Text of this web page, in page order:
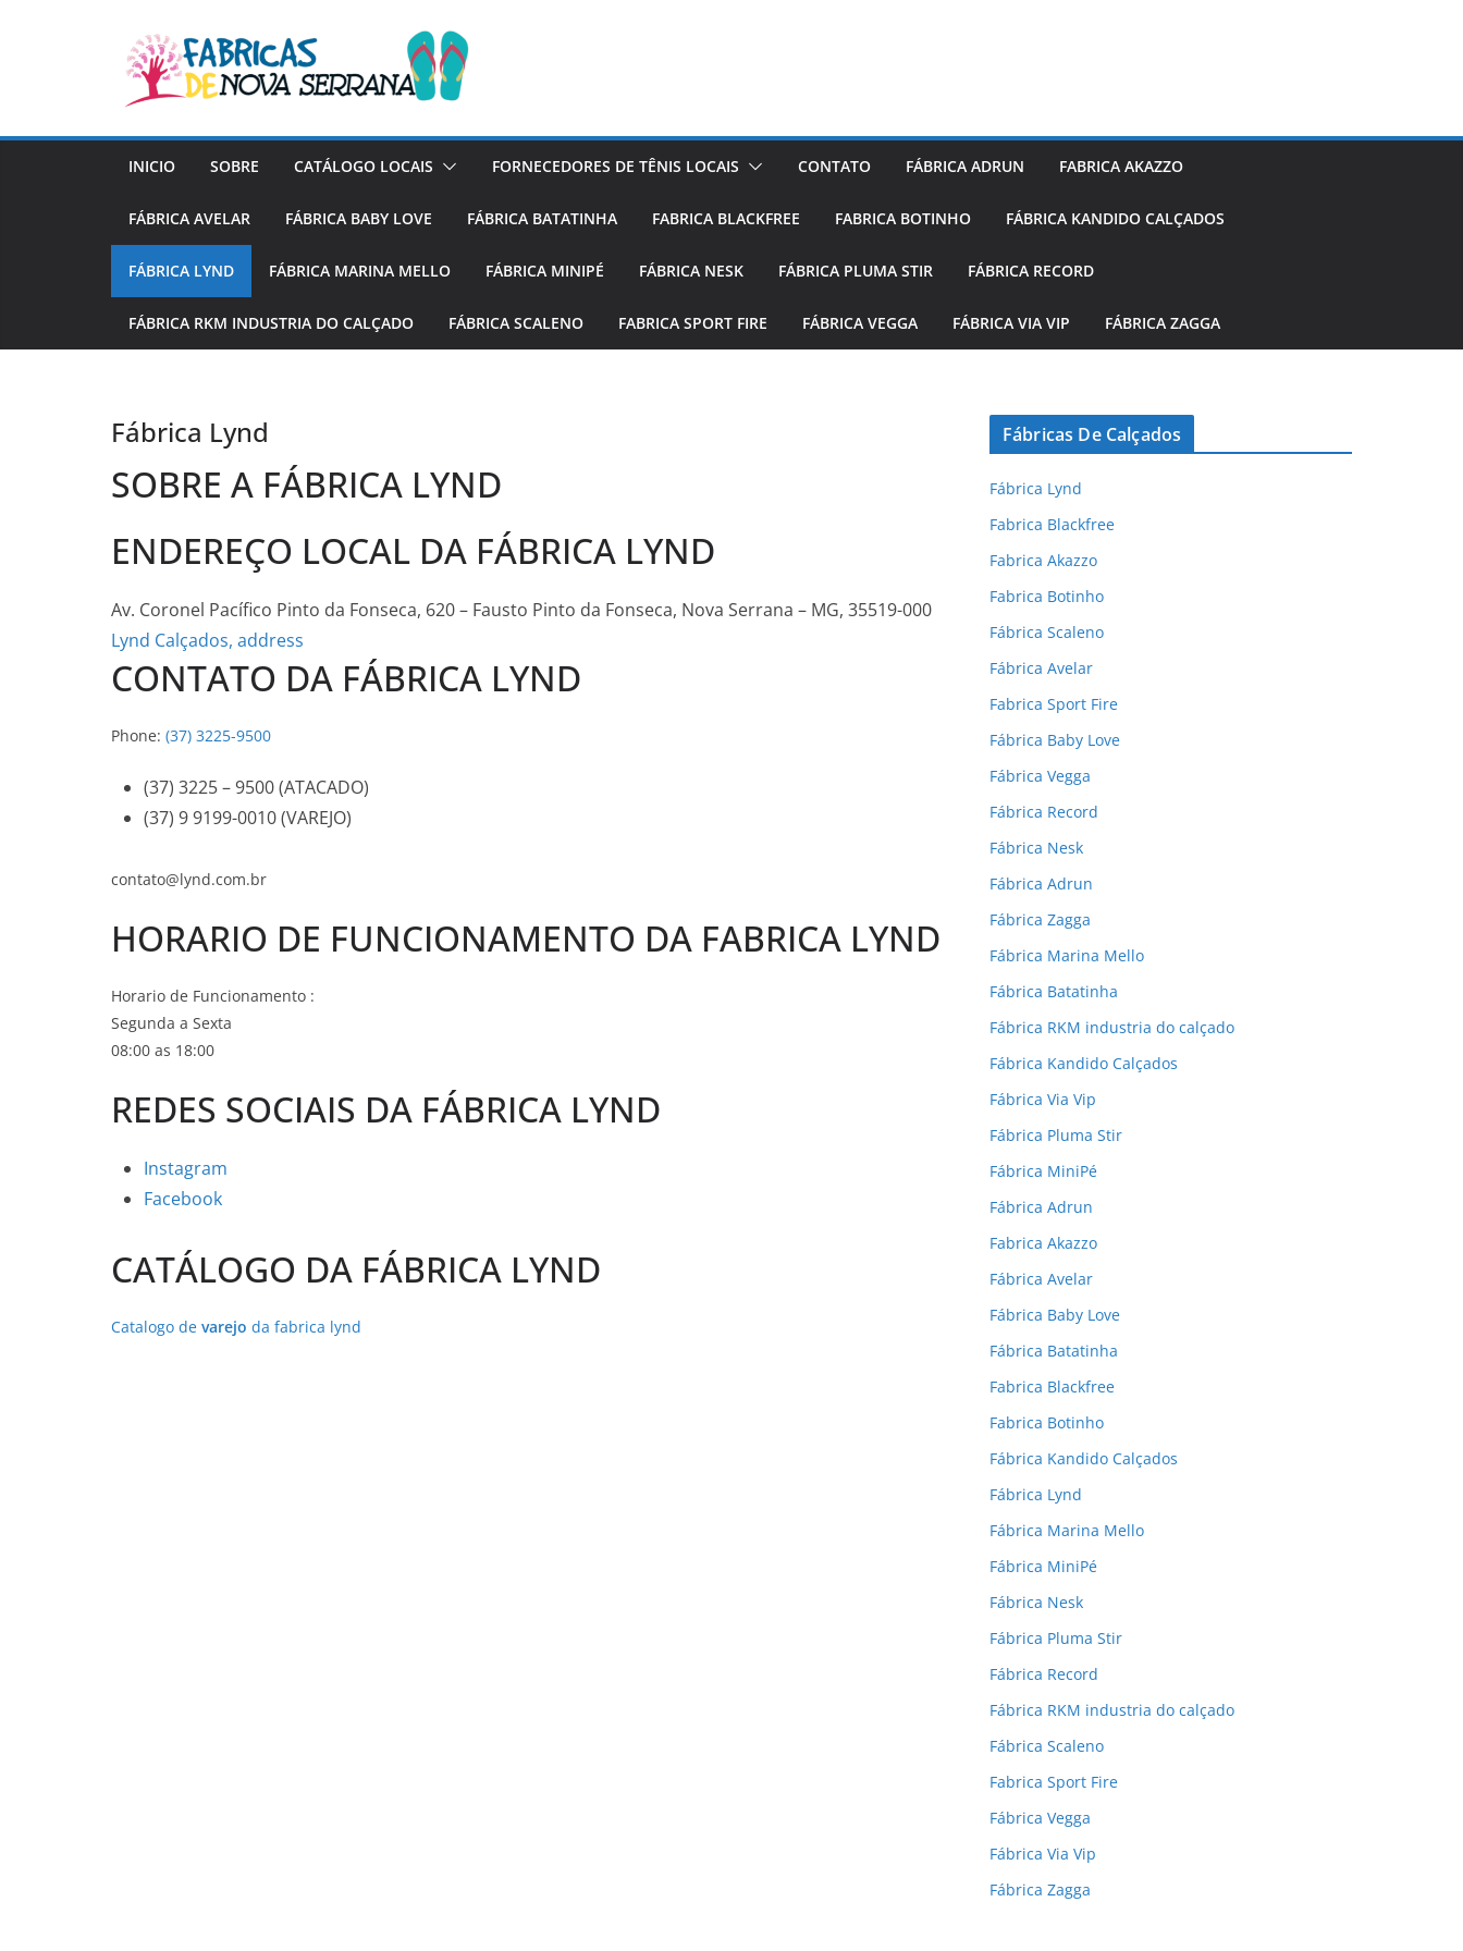
INICIO SOBRE CATÁLOGO LOCAIS FORNECEDORES DE TÊNIS LOCAIS CONTATO FÁBRICA ADRUN FABRICA AKAZZO
FÁBRICA AVELAR FÁBRICA BABY LOVE FÁBRICA BATATINHA FABRICA BLACKFREE FABRICA BOTINHO FÁBRICA KANDIDO CALÇADOS
FÁBRICA LYND FÁBRICA MARINA MELLO FÁBRICA MINIPÉ FÁBRICA NESK FÁBRICA PLUMA STIR FÁBRICA RECORD
FÁBRICA RKM INDUSTRIA DO CALÇADO FÁBRICA SCALENO FABRICA SPORT FIRE FÁBRICA VEGGA FÁBRICA VIA VIP FÁBRICA ZAGGA
Fábrica Lynd
SOBRE A FÁBRICA LYND
ENDEREÇO LOCAL DA FÁBRICA LYND
Av. Coronel Pacífico Pinto da Fonseca, 620 – Fausto Pinto da Fonseca, Nova Serrana – MG, 35519-000
Lynd Calçados, address
CONTATO DA FÁBRICA LYND
Phone: (37) 3225-9500
(37) 3225 – 9500 (ATACADO)
(37) 9 9199-0010 (VAREJO)
contato@lynd.com.br
HORARIO DE FUNCIONAMENTO DA FABRICA LYND
Horario de Funcionamento :
Segunda a Sexta
08:00 as 18:00
REDES SOCIAIS DA FÁBRICA LYND
Instagram
Facebook
CATÁLOGO DA FÁBRICA LYND
Catalogo de varejo da fabrica lynd
Fábricas De Calçados
Fábrica Lynd
Fabrica Blackfree
Fabrica Akazzo
Fabrica Botinho
Fábrica Scaleno
Fábrica Avelar
Fabrica Sport Fire
Fábrica Baby Love
Fábrica Vegga
Fábrica Record
Fábrica Nesk
Fábrica Adrun
Fábrica Zagga
Fábrica Marina Mello
Fábrica Batatinha
Fábrica RKM industria do calçado
Fábrica Kandido Calçados
Fábrica Via Vip
Fábrica Pluma Stir
Fábrica MiniPé
Fábrica Adrun
Fabrica Akazzo
Fábrica Avelar
Fábrica Baby Love
Fábrica Batatinha
Fabrica Blackfree
Fabrica Botinho
Fábrica Kandido Calçados
Fábrica Lynd
Fábrica Marina Mello
Fábrica MiniPé
Fábrica Nesk
Fábrica Pluma Stir
Fábrica Record
Fábrica RKM industria do calçado
Fábrica Scaleno
Fabrica Sport Fire
Fábrica Vegga
Fábrica Via Vip
Fábrica Zagga